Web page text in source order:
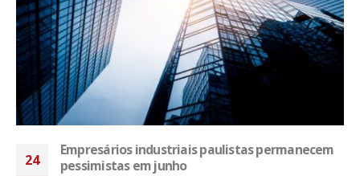
24
Empresários industriais paulistas permanecem
pessimistas em junho